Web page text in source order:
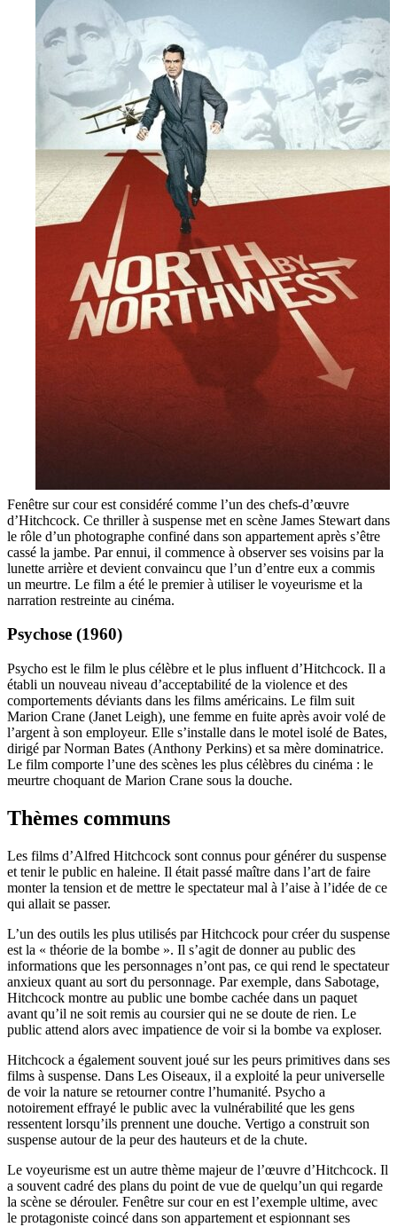
Fenêtre sur cour est considéré comme l’un des chefs-d’œuvre
d’Hitchcock. Ce thriller à suspense met en scène James Stewart dans
le rôle d’un photographe confiné dans son appartement après s’être
cassé la jambe. Par ennui, il commence à observer ses voisins par la
lunette arrière et devient convaincu que l’un d’entre eux a commis
un meurtre. Le film a été le premier à utiliser le voyeurisme et la
narration restreinte au cinéma.
Psychose (1960)
Psycho est le film le plus célèbre et le plus influent d’Hitchcock. Il a
établi un nouveau niveau d’acceptabilité de la violence et des
comportements déviants dans les films américains. Le film suit
Marion Crane (Janet Leigh), une femme en fuite après avoir volé de
l’argent à son employeur. Elle s’installe dans le motel isolé de Bates,
dirigé par Norman Bates (Anthony Perkins) et sa mère dominatrice.
Le film comporte l’une des scènes les plus célèbres du cinéma : le
meurtre choquant de Marion Crane sous la douche.
Thèmes communs
Les films d’Alfred Hitchcock sont connus pour générer du suspense
et tenir le public en haleine. Il était passé maître dans l’art de faire
monter la tension et de mettre le spectateur mal à l’aise à l’idée de ce
qui allait se passer.
L’un des outils les plus utilisés par Hitchcock pour créer du suspense
est la « théorie de la bombe ». Il s’agit de donner au public des
informations que les personnages n’ont pas, ce qui rend le spectateur
anxieux quant au sort du personnage. Par exemple, dans Sabotage,
Hitchcock montre au public une bombe cachée dans un paquet
avant qu’il ne soit remis au coursier qui ne se doute de rien. Le
public attend alors avec impatience de voir si la bombe va exploser.
Hitchcock a également souvent joué sur les peurs primitives dans ses
films à suspense. Dans Les Oiseaux, il a exploité la peur universelle
de voir la nature se retourner contre l’humanité. Psycho a
notoirement effrayé le public avec la vulnérabilité que les gens
ressentent lorsqu’ils prennent une douche. Vertigo a construit son
suspense autour de la peur des hauteurs et de la chute.
Le voyeurisme est un autre thème majeur de l’œuvre d’Hitchcock. Il
a souvent cadré des plans du point de vue de quelqu’un qui regarde
la scène se dérouler. Fenêtre sur cour en est l’exemple ultime, avec
le protagoniste coincé dans son appartement et espionnant ses